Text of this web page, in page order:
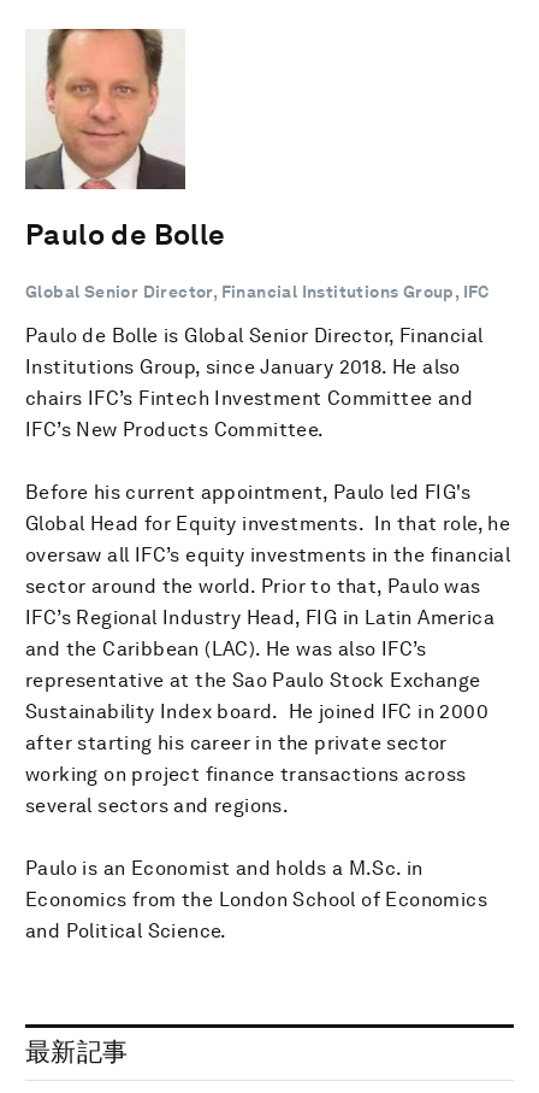
Paulo de Bolle
Global Senior Director, Financial Institutions Group, IFC
Paulo de Bolle is Global Senior Director, Financial
Institutions Group, since January 2018. He also
chairs IFC’s Fintech Investment Committee and
IFC’s New Products Committee.
Before his current appointment, Paulo led FIG's
Global Head for Equity investments. In that role, he
oversaw all IFC’s equity investments in the financial
sector around the world. Prior to that, Paulo was
IFC’s Regional Industry Head, FIG in Latin America
and the Caribbean (LAC). He was also IFC’s
representative at the Sao Paulo Stock Exchange
Sustainability Index board. He joined IFC in 2000
after starting his career in the private sector
working on project finance transactions across
several sectors and regions.
Paulo is an Economist and holds a M.Sc. in
Economics from the London School of Economics
and Political Science.
最新記事